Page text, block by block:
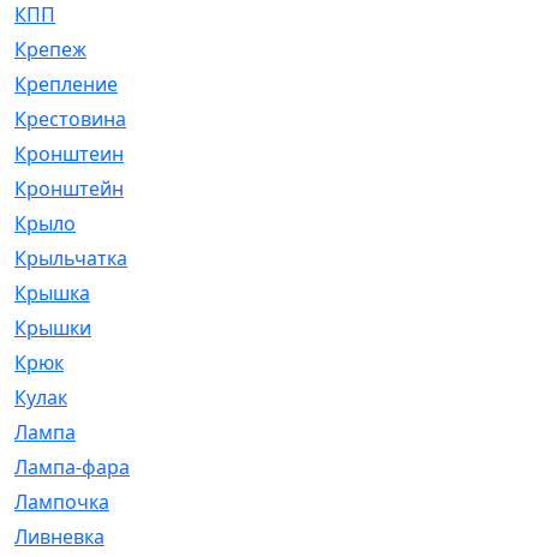
КПП
Крепеж
Крепление
Крестовина
Кронштеин
Кронштейн
Крыло
Крыльчатка
Крышка
Крышки
Крюк
Кулак
Лампа
Лампа-фара
Лампочка
Ливневка